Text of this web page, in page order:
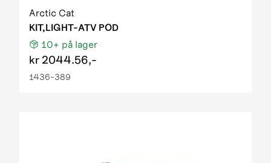
Arctic Cat
KIT,LIGHT-ATV POD
10+ på lager
kr 2044.56,-
1436-389